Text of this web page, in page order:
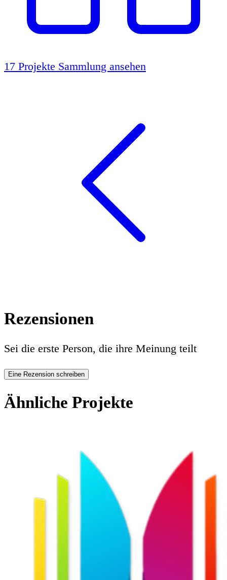
17 Projekte Sammlung ansehen
Rezensionen
Sei die erste Person, die ihre Meinung teilt
Eine Rezension schreiben
Ähnliche Projekte